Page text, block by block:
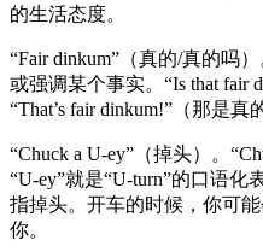
的生活态度。
“Fair dinkum”（真的/真的吗
或强调某个事实。“Is that fair
“That’s fair dinkum!”（那是真
“Chuck a U-ey”（掉头）。
“U-ey”就是“U-turn”的口语化
指掉头。开车的时候，你可
你。